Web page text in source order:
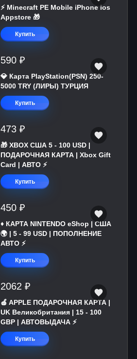
⚡️ Minecraft PE Mobile iPhone ios
Appstore 🎁
Купить
590 ₽
💎 Карта PlayStation(PSN) 250-
5000 TRY (ЛИРЫ) ТУРЦИЯ
Купить
473 ₽
🎁 XBOX США 5 - 100 USD |
ПОДАРОЧНАЯ КАРТА | Xbox Gift
Card | АВТО ⚡
Купить
450 ₽
♦️ КАРТА NINTENDO eShop | США
🌍 | 5 - 99 USD | ПОПОЛНЕНИЕ
АВТО ⚡
Купить
2062 ₽
🍎 APPLE ПОДАРОЧНАЯ КАРТА |
UK Великобритания | 15 - 100
GBP | АВТОВЫДАЧА ⚡️
Купить